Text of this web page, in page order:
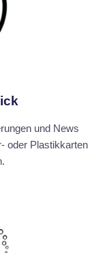
und News
oder Plastikkarten